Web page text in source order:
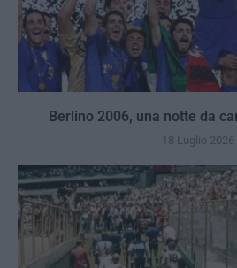
Berlino 2006, una notte da
18 Luglio 2026